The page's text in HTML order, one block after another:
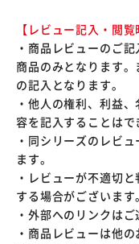
【レビュー記入・閲覧
・商品レビューのご
商品のみとなります
の記入となります。
・他人の権利、利益
容を記入することはで
・同シリーズのレビ
ます。
・レビューが不適切
する場合がございます。
・外部へのリンクはご
・商品レビューは他